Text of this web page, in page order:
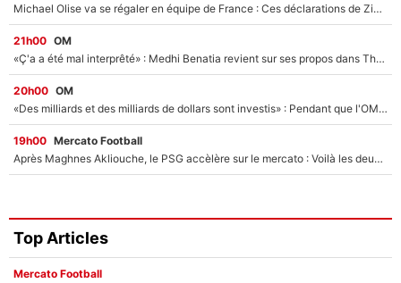
Michael Olise va se régaler en équipe de France : Ces déclarations de Zinedine Zidane qui prouvent qu'il va tout miser sur la star du Bayern Munich !
21h00 OM
«Ç'a a été mal interprêté» : Medhi Benatia revient sur ses propos dans The Bridge et précise ses conditions pour rejoindre le PSG !
20h00 OM
«Des milliards et des milliards de dollars sont investis» : Pendant que l'OM est en pleine crise financière, Frank McCourt lance un nouveau projet à 260M€ !
19h00 Mercato Football
Après Maghnes Akliouche, le PSG accèlère sur le mercato : Voilà les deux nouvelles recrues qui vont signer la semaine prochaine ?
Top Articles
Mercato Football